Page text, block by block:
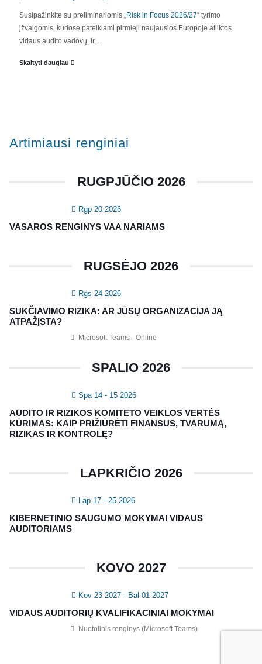
Susipažinkite su preliminariomis „ Risk in Focus 2026/27“ tyrimo
įžvalgomis, kuriose pateikiami pirmieji naujausios Europoje atliktos
vidaus audito vadovų ir...
Skaityti daugiau
Artimiausi renginiai
RUGPJŪČIO 2026
Rgp 20 2026
VASAROS RENGINYS VAA NARIAMS
RUGSĖJO 2026
Rgs 24 2026
SUKČIAVIMO RIZIKA: AR JŪSŲ ORGANIZACIJA JĄ
ATPAŽĮSTA?
Microsoft Teams - Online
SPALIO 2026
Spa 14 - 15 2026
AUDITO IR RIZIKOS KOMITETO VEIKLOS VERTĖS
KŪRIMAS: KAIP PRIŽIŪRĖTI FINANSUS, TVARUMĄ,
RIZIKAS IR KONTROLĘ?
LAPKRIČIO 2026
Lap 17 - 25 2026
KIBERNETINIO SAUGUMO MOKYMAI VIDAUS
AUDITORIAMS
KOVO 2027
Kov 23 2027 - Bal 01 2027
VIDAUS AUDITORIŲ KVALIFIKACINIAI MOKYMAI
Nuotolinis renginys (Microsoft Teams)
APIE MUS
Konferencijos
CIA Medžiaga
KONTAKTAI
Vidaus auditorių asociacija, 124111729
Nagevičiaus g. 3, Vilnius
info@vaa.lt
NAUJIENLAIŠKIS
Registruokitės naujienlaiškiui apie Vidaus Auditorių asociaciją!
asociacija | IIA Lithuania |Privatumo politika